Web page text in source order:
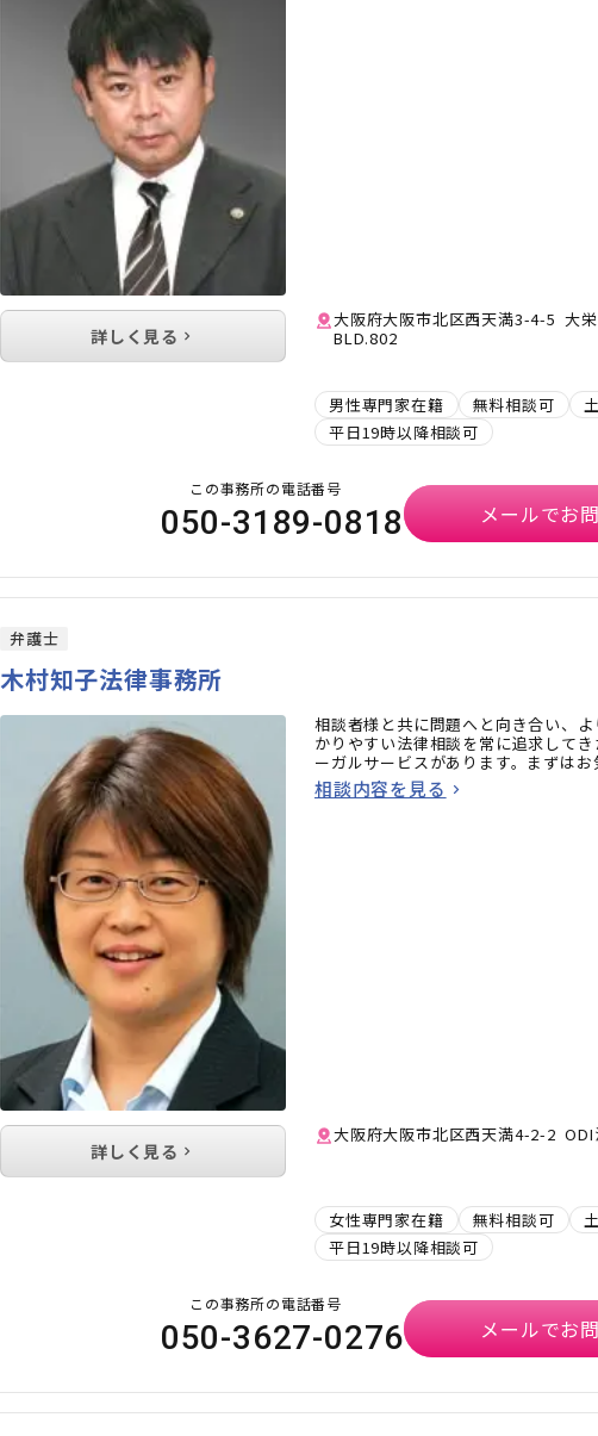
大阪府大阪市北区西天満3-4-5 大
BLD.802
男性専門家在籍 無料相談可
平日19時以降相談可
詳しく見る
この事務所の電話番号
050-3189-0818 メールでお
弁護士
木村知子法律事務所
相談者様と共に問題へと向き合い、
かりやすい法律相談を常に追求して
ーガルサービスがあります。まずはお
相談内容を見る
大阪府大阪市北区西天満4-2-2 ODI
女性専門家在籍 無料相談可
平日19時以降相談可
詳しく見る
この事務所の電話番号
050-3627-0276 メールでお